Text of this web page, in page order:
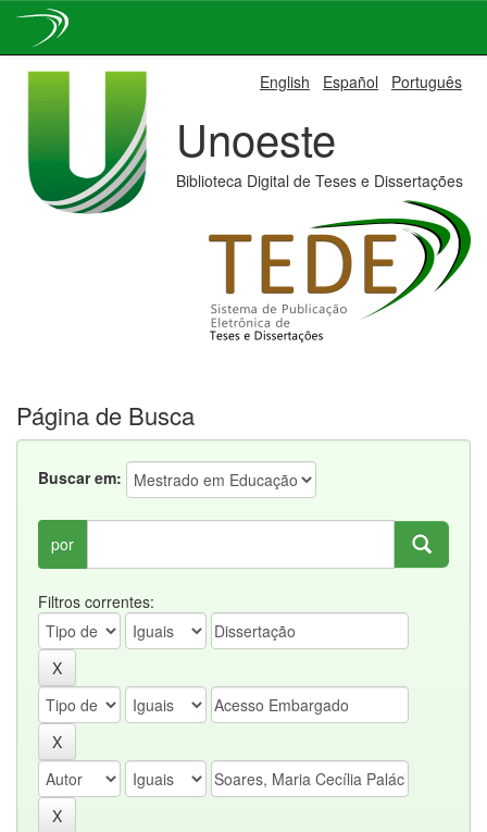
English Español Português
Unoeste
Biblioteca Digital de Teses e Dissertações
Página de Busca
Buscar em:
por
Filtros correntes: